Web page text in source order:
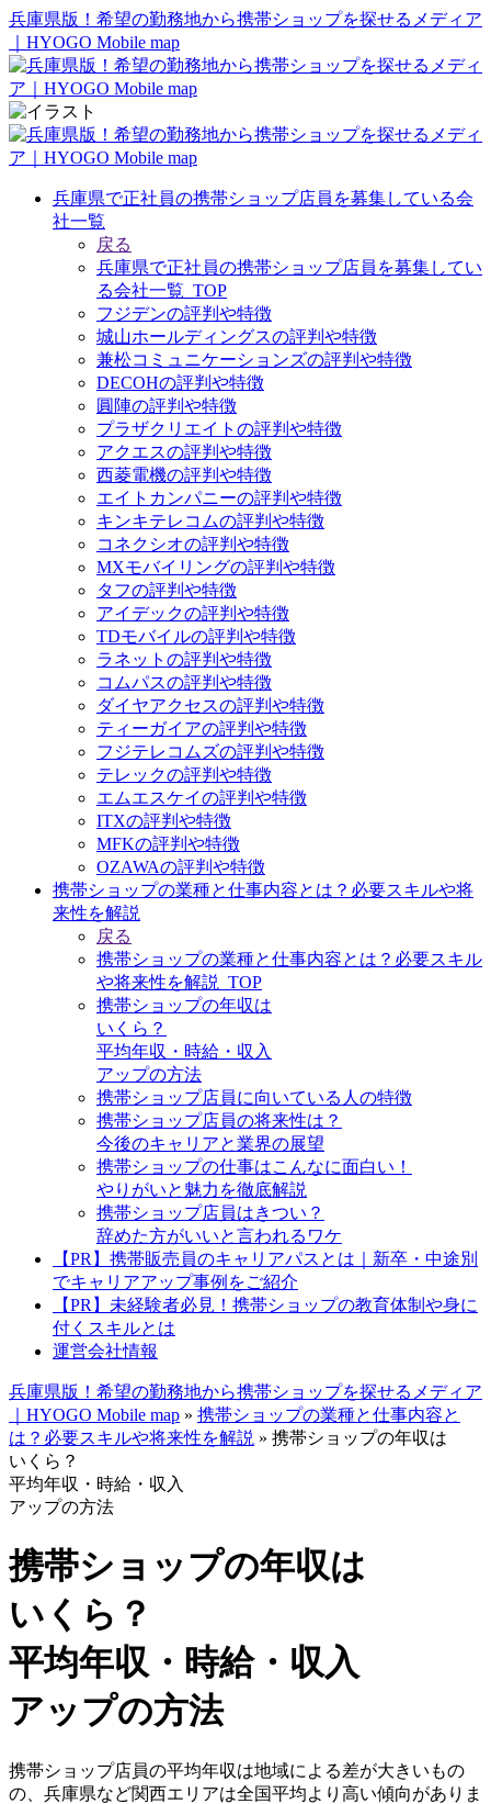
兵庫県版！希望の勤務地から携帯ショップを探せるメディア
｜HYOGO Mobile map
兵庫県で正社員の携帯ショップ店員を募集している会
社一覧
戻る
兵庫県で正社員の携帯ショップ店員を募集してい
る会社一覧_TOP
フジデンの評判や特徴
城山ホールディングスの評判や特徴
兼松コミュニケーションズの評判や特徴
DECOHの評判や特徴
圓陣の評判や特徴
プラザクリエイトの評判や特徴
アクエスの評判や特徴
西菱電機の評判や特徴
エイトカンパニーの評判や特徴
キンキテレコムの評判や特徴
コネクシオの評判や特徴
MXモバイリングの評判や特徴
タフの評判や特徴
アイデックの評判や特徴
TDモバイルの評判や特徴
ラネットの評判や特徴
コムパスの評判や特徴
ダイヤアクセスの評判や特徴
ティーガイアの評判や特徴
フジテレコムズの評判や特徴
テレックの評判や特徴
エムエスケイの評判や特徴
ITXの評判や特徴
MFKの評判や特徴
OZAWAの評判や特徴
携帯ショップの業種と仕事内容とは？必要スキルや将
来性を解説
戻る
携帯ショップの業種と仕事内容とは？必要スキル
や将来性を解説_TOP
携帯ショップの年収は
いくら？
平均年収・時給・収入
アップの方法
携帯ショップ店員に向いている人の特徴
携帯ショップ店員の将来性は？
今後のキャリアと業界の展望
携帯ショップの仕事はこんなに面白い！
やりがいと魅力を徹底解説
携帯ショップ店員はきつい？
辞めた方がいいと言われるワケ
【PR】携帯販売員のキャリアパスとは｜新卒・中途別
でキャリアアップ事例をご紹介
【PR】未経験者必見！携帯ショップの教育体制や身に
付くスキルとは
運営会社情報
兵庫県版！希望の勤務地から携帯ショップを探せるメディア
｜HYOGO Mobile map » 携帯ショップの業種と仕事内容と
は？必要スキルや将来性を解説 » 携帯ショップの年収は
いくら？
平均年収・時給・収入
アップの方法
携帯ショップの年収は
いくら？
平均年収・時給・収入
アップの方法
携帯ショップ店員の平均年収は地域による差が大きいもの
の、兵庫県など関西エリアは全国平均より高い傾向がありま